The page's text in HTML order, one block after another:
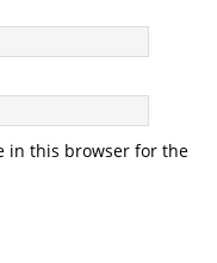
in this browser for the